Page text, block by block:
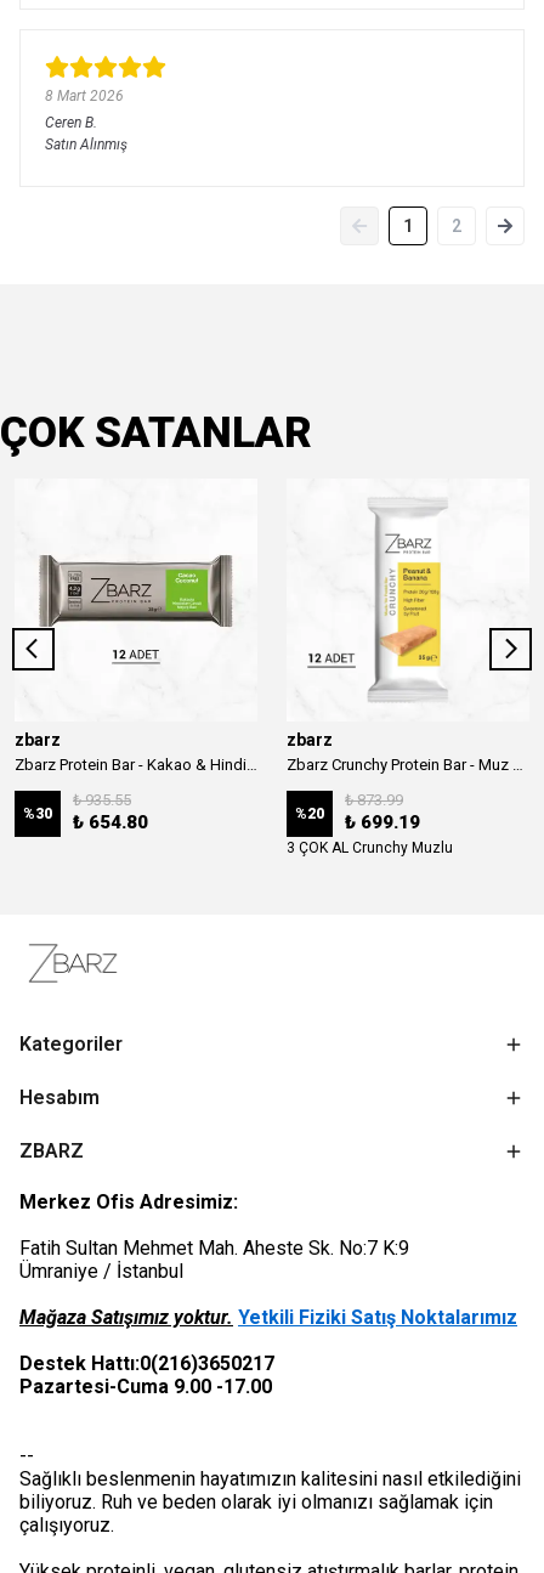
8 Mart 2026
Ceren B.
Satın Alınmış
1 2
ÇOK SATANLAR
zbarz
Zbarz Protein Bar - Kakao & Hindistan Cevizi
%30
₺ 935.55
₺ 654.80
zbarz
Zbarz Crunchy Protein Bar - Muz & Yer Fıstığı
%20
₺ 873.99
₺ 699.19
3 ÇOK AL Crunchy Muzlu
Kategoriler
Hesabım
ZBARZ
Merkez Ofis Adresimiz:
Fatih Sultan Mehmet Mah. Aheste Sk. No:7 K:9
Ümraniye / İstanbul
Mağaza Satışımız yoktur. Yetkili Fiziki Satış Noktalarımız
Destek Hattı:0(216)3650217
Pazartesi-Cuma 9.00 -17.00
--
Sağlıklı beslenmenin hayatımızın kalitesini nasıl etkilediğini
biliyoruz. Ruh ve beden olarak iyi olmanızı sağlamak için
çalışıyoruz.